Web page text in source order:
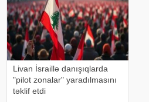
Livan İsraillə danışıqlarda
"pilot zonalar" yaradılmasını
təklif etdi